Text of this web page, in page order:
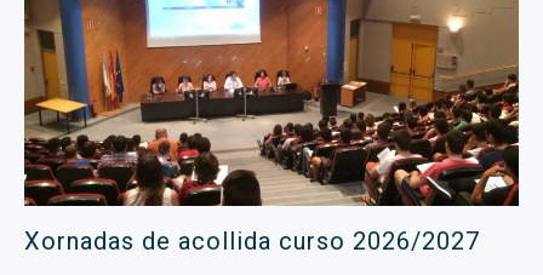
Xornadas de acollida curso 2026/2027